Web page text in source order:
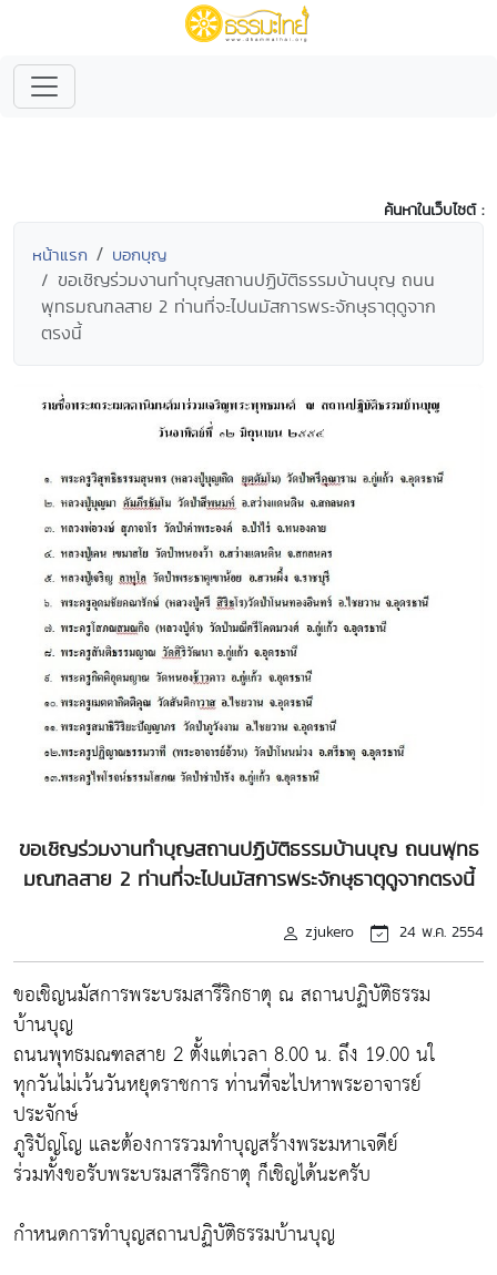
ค้นหาในเว็บไซต์ :
หน้าแรก บอกบุญ
ขอเชิญร่วมงานทำบุญสถานปฏิบัติธรรมบ้านบุญ ถนน
พุทธมณฑลสาย 2 ท่านที่จะไปนมัสการพระจักษุธาตุดูจาก
ตรงนี้
ขอเชิญร่วมงานทำบุญสถานปฏิบัติธรรมบ้านบุญ ถนนพุทธ
มณฑลสาย 2 ท่านที่จะไปนมัสการพระจักษุธาตุดูจากตรงนี้
zjukero 24 พ.ค. 2554
ขอเชิญนมัสการพระบรมสารีริกธาตุ ณ สถานปฏิบัติธรรม
บ้านบุญ
ถนนพุทธมณฑลสาย 2 ตั้งแต่เวลา 8.00 น. ถึง 19.00 นใ
ทุกวันไม่เว้นวันหยุดราชการ ท่านที่จะไปหาพระอาจารย์
ประจักษ์
ภูริปัญโญ และต้องการรวมทำบุญสร้างพระมหาเจดีย์
ร่วมทั้งขอรับพระบรมสารีริกธาตุ ก็เชิญได้นะครับ
กำหนดการทำบุญสถานปฏิบัติธรรมบ้านบุญ